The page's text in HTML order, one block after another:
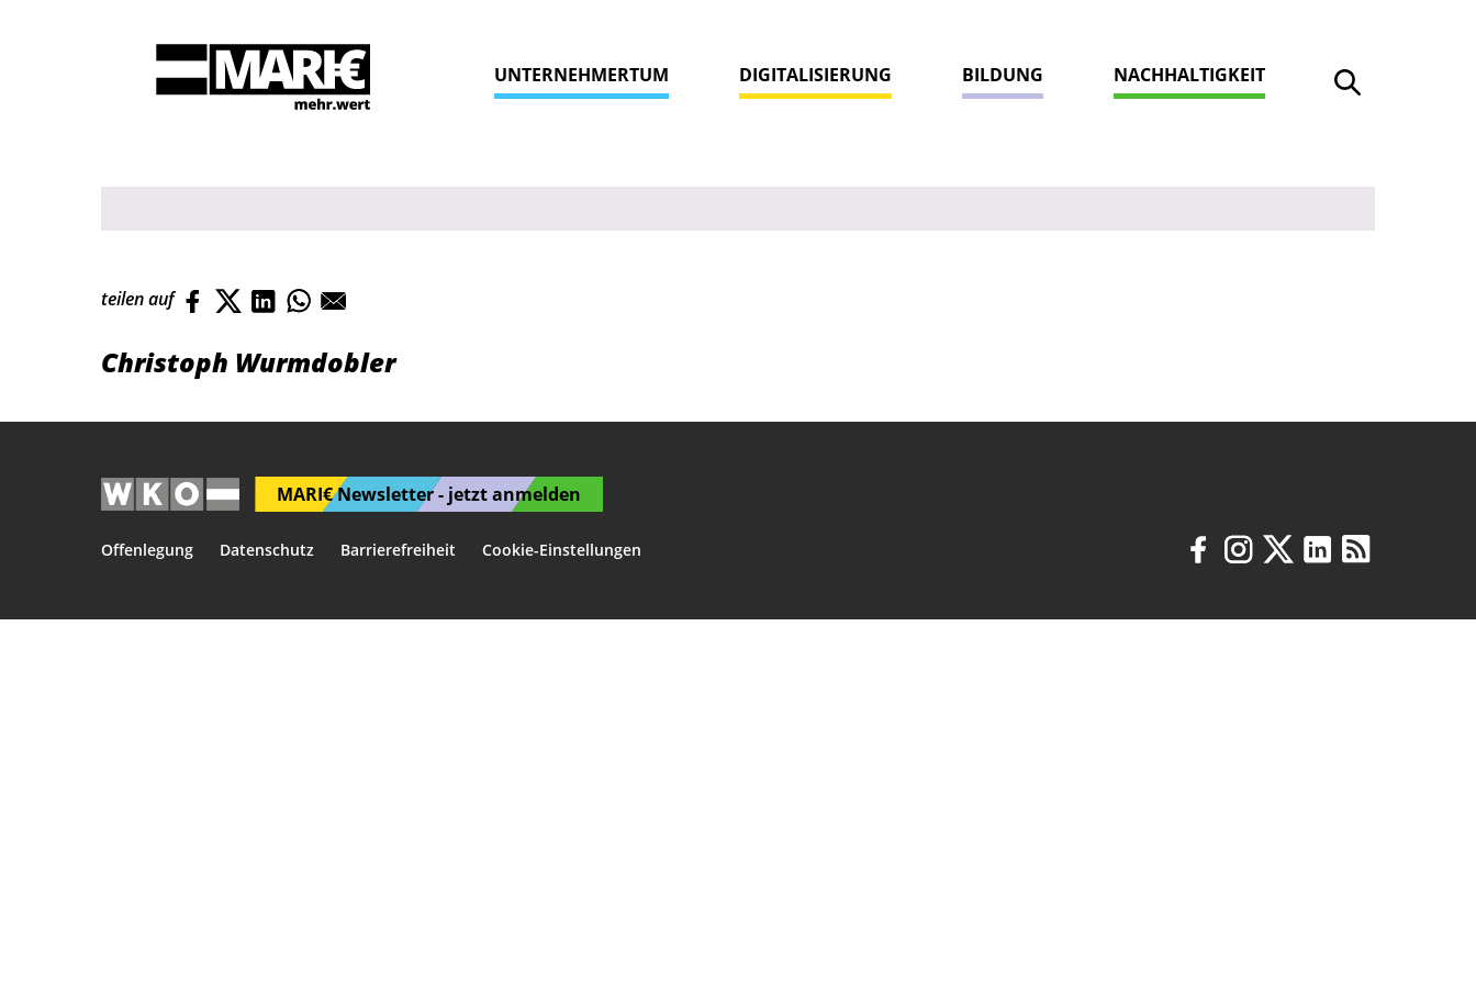
Suche öffnen
Suche
UNTERNEHMERTUM DIGITALISIERUNG BILDUNG NACHHALTIGKEIT
teilen auf
Christoph Wurmdobler
MARI€ Newsletter - jetzt anmelden
Offenlegung Datenschutz Barrierefreiheit Cookie-Einstellungen